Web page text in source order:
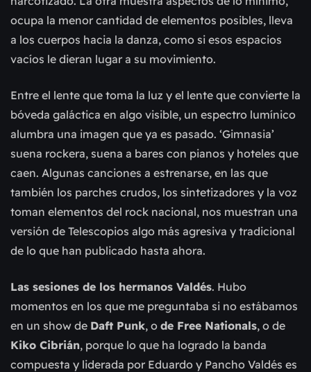
ocupa la menor cantidad de elementos posibles, lleva
a los cuerpos hacia la danza, como si esos espacios
vacíos le dieran lugar a su movimiento.
Entre el lente que toma la luz y el lente que convierte la
bóveda galáctica en algo visible, un espectro lumínico
alumbra una imagen que ya es pasado. ‘Gimnasia’
suena rockera, suena a bares con pianos y hoteles que
caen. Algunas canciones a estrenarse, en las que
también los parches crudos, los sintetizadores y la voz
toman elementos del rock nacional, nos muestran una
versión de Telescopios algo más agresiva y tradicional
de lo que han publicado hasta ahora.
Las sesiones de los hermanos Valdés. Hubo
momentos en los que me preguntaba si no estábamos
en un show de Daft Punk, o de Free Nationals, o de
Kiko Cibrián, porque lo que ha logrado la banda
compuesta y liderada por Eduardo y Pancho Valdés es